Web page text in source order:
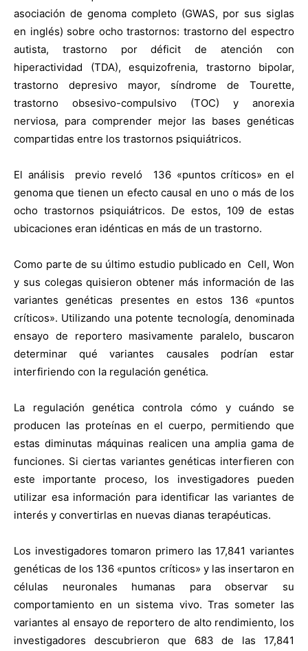
asociación de genoma completo (GWAS, por sus siglas
en inglés) sobre ocho trastornos: trastorno del espectro
autista, trastorno por déficit de atención con
hiperactividad (TDA), esquizofrenia, trastorno bipolar,
trastorno depresivo mayor, síndrome de Tourette,
trastorno obsesivo-compulsivo (TOC) y anorexia
nerviosa, para comprender mejor las bases genéticas
compartidas entre los trastornos psiquiátricos.
El análisis previo reveló 136 «puntos críticos» en el
genoma que tienen un efecto causal en uno o más de los
ocho trastornos psiquiátricos. De estos, 109 de estas
ubicaciones eran idénticas en más de un trastorno.
Como parte de su último estudio publicado en Cell, Won
y sus colegas quisieron obtener más información de las
variantes genéticas presentes en estos 136 «puntos
críticos». Utilizando una potente tecnología, denominada
ensayo de reportero masivamente paralelo, buscaron
determinar qué variantes causales podrían estar
interfiriendo con la regulación genética.
La regulación genética controla cómo y cuándo se
producen las proteínas en el cuerpo, permitiendo que
estas diminutas máquinas realicen una amplia gama de
funciones. Si ciertas variantes genéticas interfieren con
este importante proceso, los investigadores pueden
utilizar esa información para identificar las variantes de
interés y convertirlas en nuevas dianas terapéuticas.
Los investigadores tomaron primero las 17,841 variantes
genéticas de los 136 «puntos críticos» y las insertaron en
células neuronales humanas para observar su
comportamiento en un sistema vivo. Tras someter las
variantes al ensayo de reportero de alto rendimiento, los
investigadores descubrieron que 683 de las 17,841